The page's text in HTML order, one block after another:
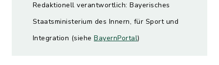
Redaktionell verantwortlich: Bayerisches
Staatsministerium des Innern, für Sport und
Integration (siehe BayernPortal)